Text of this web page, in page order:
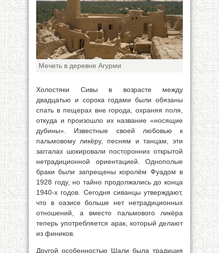
Мечеть в деревне Агурми
Холостяки Сивы в возрасте между
двадцатью и сорока годами были обязаны
спать в пещерах вне города, охраняя поля,
откуда и произошло их название «носящие
дубины». Известные своей любовью к
пальмовому ликёру, песням и танцам, эти
заггалах шокировали посторонних открытой
нетрадиционной ориентацией. Однополые
браки были запрещены королём Фуадом в
1928 году, но тайно продолжались до конца
1940-х годов. Сегодня сиванцы утверждают,
что в оазисе больше нет нетрадиционных
отношений, а вместо пальмового ликёра
теперь употребляется арак, который делают
из фиников.
Другой особенностью Шали была традиция